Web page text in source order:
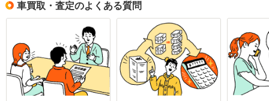
車買取・査定のよくある質問